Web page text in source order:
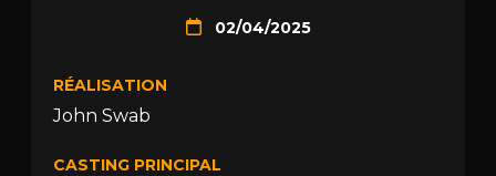
02/04/2025
RÉALISATION
John Swab
CASTING PRINCIPAL